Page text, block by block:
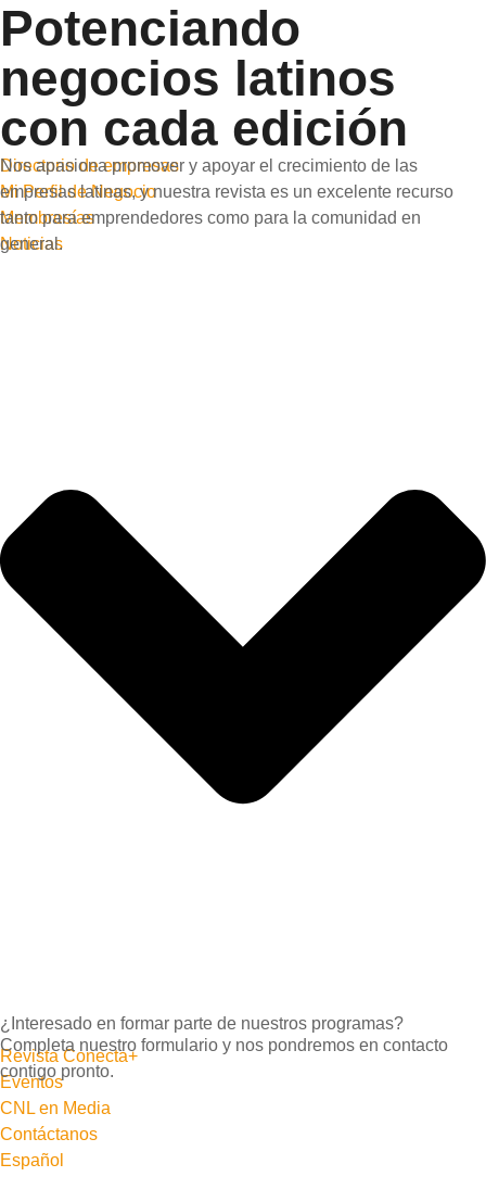
Directorio de empresas
Mi Perfil de Negocio
Membresías
Noticias
Revista Conecta+
Eventos
CNL en Media
Contáctanos
Español
Potenciando
negocios latinos
con cada edición
Nos apasiona promover y apoyar el crecimiento de las
empresas latinas, y nuestra revista es un excelente recurso
tanto para emprendedores como para la comunidad en
general.
¿Interesado en formar parte de nuestros programas?
Completa nuestro formulario y nos pondremos en contacto
contigo pronto.